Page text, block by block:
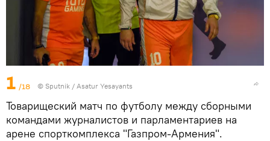
1 /18 © Sputnik / Asatur Yesayants
Товарищеский матч по футболу между сборными
командами журналистов и парламентариев на
арене спорткомплекса "Газпром-Армения".